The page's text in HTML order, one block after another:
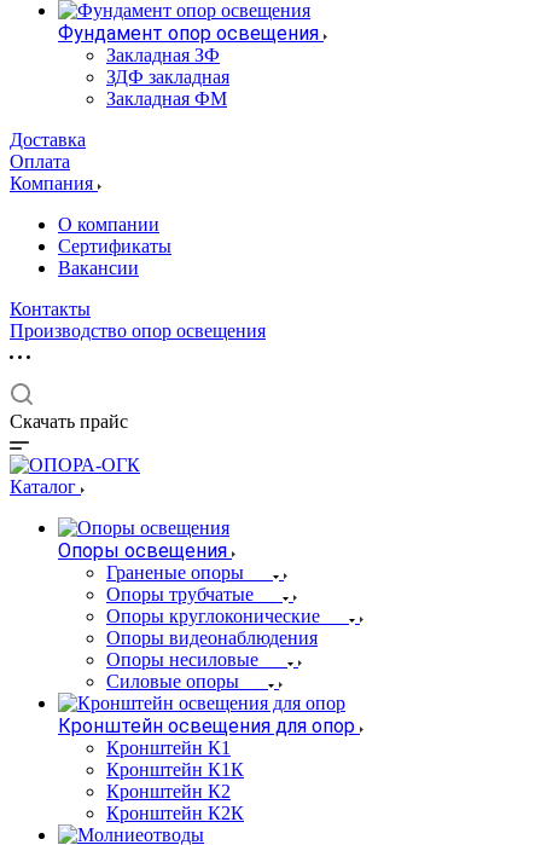
Фундамент опор освещения
Закладная ЗФ
ЗДФ закладная
Закладная ФМ
Доставка
Оплата
Компания
О компании
Сертификаты
Вакансии
Контакты
Производство опор освещения
Скачать прайс
Каталог
Опоры освещения
Граненые опоры
Опоры трубчатые
Опоры круглоконические
Опоры видеонаблюдения
Опоры несиловые
Силовые опоры
Кронштейн освещения для опор
Кронштейн К1
Кронштейн К1К
Кронштейн К2
Кронштейн К2К